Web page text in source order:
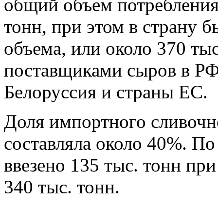
общий объем
тонн, при этом в страну
объема, или около 370
поставщиками сыров в
Белоруссия и страны ЕС.
Доля импортного
составляла около 40%.
ввезено 135 тыс. тонн
340 тыс. тонн.